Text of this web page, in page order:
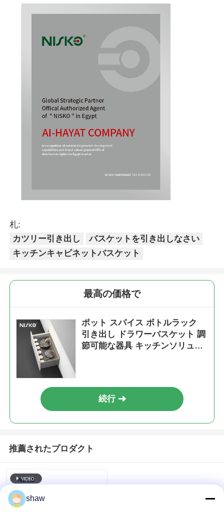
札:
カツリー引き出し
バスケットを引き出しなさい
キッチンキャビネットバスケット
最高の価格で
ポット スパイス ボトルラック
引き出し ドラワーバスケット 調
節可能な器具 キッチンソリュー
続行
推薦されたプロダクト
shaw